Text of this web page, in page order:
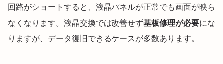
回路がショートすると、液晶パネルが正常でも画面が映ら
なくなります。液晶交換では改善せず基板修理が必要にな
りますが、データ復旧できるケースが多数あります。